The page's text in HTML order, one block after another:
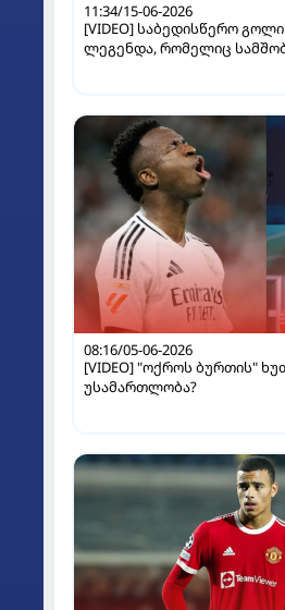
11:34/15-06-2026
[VIDEO] საბედისწერო
ლეგენდა, რომელიც
08:16/05-06-2026
[VIDEO] "ოქროს ბურთის"
უსამართლობა?